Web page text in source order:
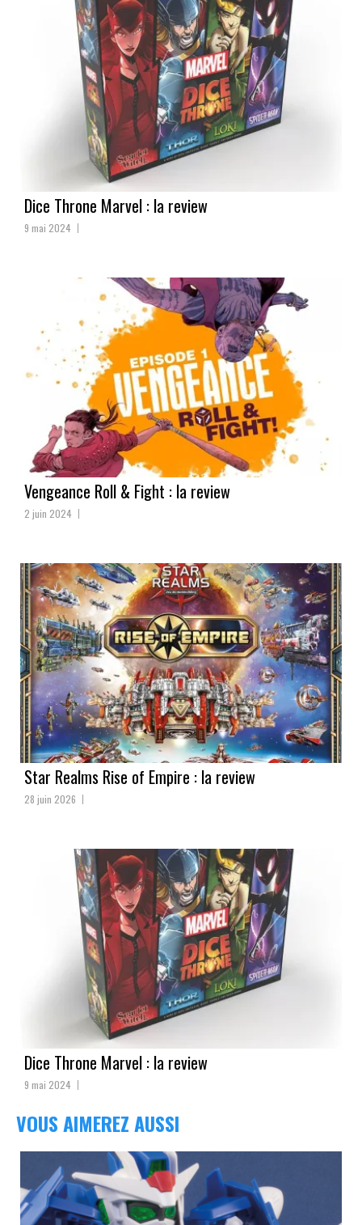
Dice Throne Marvel : la review
9 mai 2024
Vengeance Roll & Fight : la review
2 juin 2024
Star Realms Rise of Empire : la review
28 juin 2026
Dice Throne Marvel : la review
9 mai 2024
VOUS AIMEREZ AUSSI